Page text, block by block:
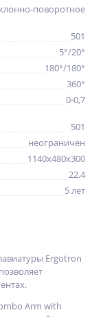
поворотное
501
5°/20°
180°/180°
360°
0-0,7
501
неограничен
1140x480x300
22.4
5 лет
Ergotron
Arm with